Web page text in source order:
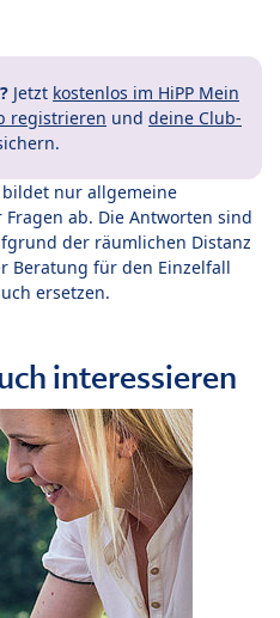
Jetzt kostenlos im HiPP Mein
registrieren und deine Club-
bildet nur allgemeine
ab. Die Antworten sind
der räumlichen Distanz
Beratung für den Einzelfall
ersetzen.
interessieren